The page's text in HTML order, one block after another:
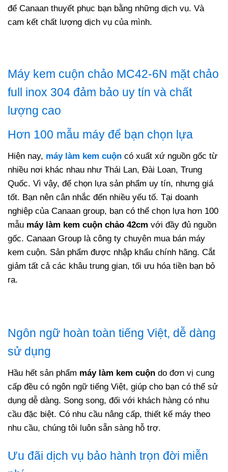
để Canaan thuyết phục bạn bằng những dịch vụ. Và
cam kết chất lượng dịch vụ của mình.
Máy kem cuộn chảo MC42-6N mặt chảo
full inox 304 đảm bảo uy tín và chất
lượng cao
Hơn 100 mẫu máy để bạn chọn lựa
Hiện nay, máy làm kem cuộn có xuất xứ nguồn gốc từ
nhiều nơi khác nhau như Thái Lan, Đài Loan, Trung
Quốc. Vì vậy, để chọn lựa sản phẩm uy tín, nhưng giá
tốt. Bạn nên cân nhắc đến nhiều yếu tố. Tại doanh
nghiệp của Canaan group, bạn có thể chọn lựa hơn 100
mẫu máy làm kem cuộn chảo 42cm với đầy đủ nguồn
gốc. Canaan Group là công ty chuyên mua bán máy
kem cuộn. Sản phẩm được nhập khẩu chính hãng. Cắt
giảm tất cả các khâu trung gian, tối ưu hóa tiền bạn bỏ
ra.
Ngôn ngữ hoàn toàn tiếng Việt, dễ dàng
sử dụng
Hầu hết sản phẩm máy làm kem cuộn do đơn vị cung
cấp đều có ngôn ngữ tiếng Việt, giúp cho bạn có thể sử
dụng dễ dàng. Song song, đối với khách hàng có nhu
cầu đặc biệt. Có nhu cầu nâng cấp, thiết kế máy theo
nhu cầu, chúng tôi luôn sẵn sàng hỗ trợ.
Ưu đãi dịch vụ bảo hành trọn đời miễn